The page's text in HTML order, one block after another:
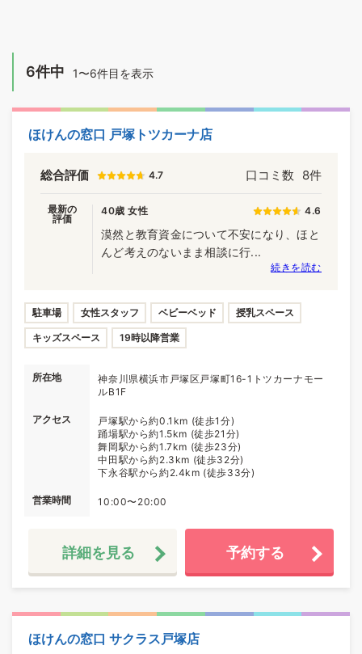
6件中 1〜6件目を表示
ほけんの窓口 戸塚トツカーナ店
総合評価 4.7 口コミ数 8件
最新の
評価
40歳 女性 4.6
漠然と教育資金について不安になり、ほと
んど考えのないまま相談に行...
続きを読む
駐車場 女性スタッフ ベビーベッド 授乳スペース
キッズスペース 19時以降営業
所在地
神奈川県横浜市戸塚区戸塚町16-1トツカーナモー
ルB1F
アクセス
戸塚駅から約0.1km (徒歩1分)
踊場駅から約1.5km (徒歩21分)
舞岡駅から約1.7km (徒歩23分)
中田駅から約2.3km (徒歩32分)
下永谷駅から約2.4km (徒歩33分)
営業時間 10:00〜20:00
詳細を見る 予約する
ほけんの窓口 サクラス戸塚店